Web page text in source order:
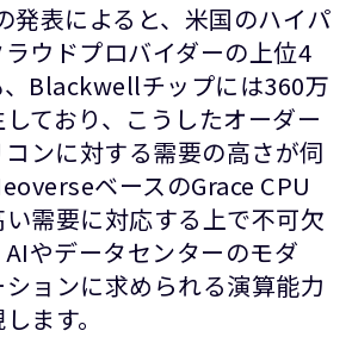
発表によると、米国のハイパ
ウドプロバイダーの上位4
Blackwellチップには360万
ており、こうしたオーダー
ンに対する需要の高さが伺
ベースのGrace CPU
需要に対応する上で不可欠
やデータセンターのモダ
ョンに求められる演算能力
ます。